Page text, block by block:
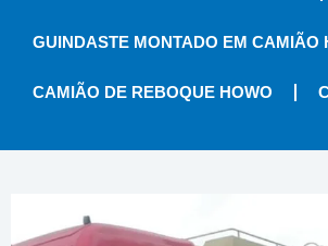
GUINDASTE MONTADO EM CAMIÃO
CAMIÃO DE REBOQUE HOWO